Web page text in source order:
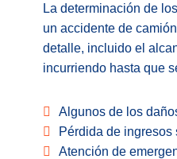
La determinación de
un accidente de
detalle, incluido el
incurriendo hasta que
Algunos de los
Pérdida de ingresos
Atención de